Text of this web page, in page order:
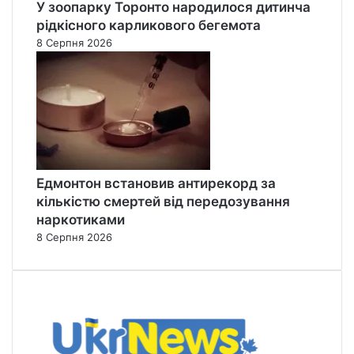
У зоопарку Торонто народилося дитинча
рідкісного карликового бегемота
8 Серпня 2026
Едмонтон встановив антирекорд за
кількістю смертей від передозування
наркотиками
8 Серпня 2026